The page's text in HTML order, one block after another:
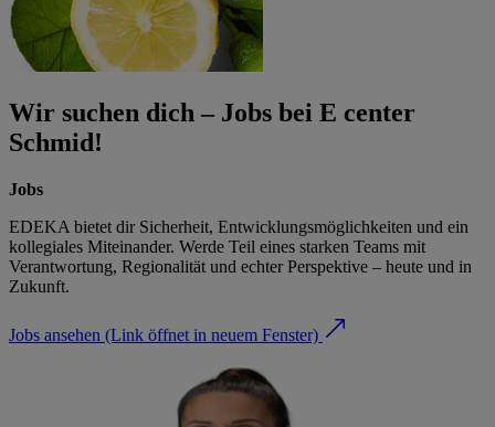
Wir suchen dich – Jobs bei E center
Schmid!
Jobs
EDEKA bietet dir Sicherheit, Entwicklungsmöglichkeiten und ein
kollegiales Miteinander. Werde Teil eines starken Teams mit
Verantwortung, Regionalität und echter Perspektive – heute und in
Zukunft.
Jobs ansehen (Link öffnet in neuem Fenster)